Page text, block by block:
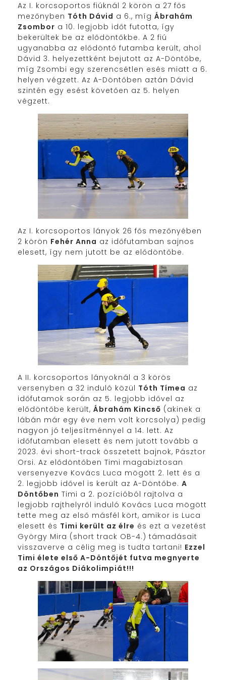
Az I. korcsoportos fiúknál 2 körön a 27 fős
mezőnyben Tóth Dávid a 6., míg Ábrahám
Zsombor a 10. legjobb időt futotta, így
bekerültek be az elődöntőkbe. A 2 fiú
ugyanabba az elődöntő futamba került, ahol
Dávid 3. helyezettként bejutott az A-Döntőbe,
míg Zsombi egy szerencsétlen esés miatt a 6.
helyen végzett. Az A-Döntőben aztán Dávid
szintén egy esést követően az 5. helyen
végzett.
Az I. korcsoportos lányok 26 fős mezőnyében
2 körön Fehér Anna az időfutamban sajnos
elesett, így nem jutott be az elődöntőbe.
A II. korcsoportos lányoknál a 3 körös
versenyben a 32 induló közül Tóth Tímea az
időfutamok során az 5. legjobb idővel az
elődöntőbe került, Ábrahám Kincső (akinek a
lábán már egy éve nem volt korcsolya) pedig
nagyon jó teljesítménnyel a 14. lett. Az
időfutamban elesett és nem jutott tovább a
2023. évi short-track összetett bajnok, Pásztor
Orsi. Az elődöntőben Timi magabiztosan
versenyezve Kovács Luca mögött 2. lett és a
2. legjobb idővel is került az A-Döntőbe. A
Döntőben Timi a 2. pozícióból rajtolva a
legjobb rajthelyről induló Kovács Luca mögött
tette meg az első másfél kört, amikor is Luca
elesett és Timi került az élre és ezt a vezetést
György Mira (short track OB-4.) támadásait
visszaverve a célig meg is tudta tartani! Ezzel
Timi élete első A-Döntőjét futva megnyerte
az Országos Diákolimpiát!!!